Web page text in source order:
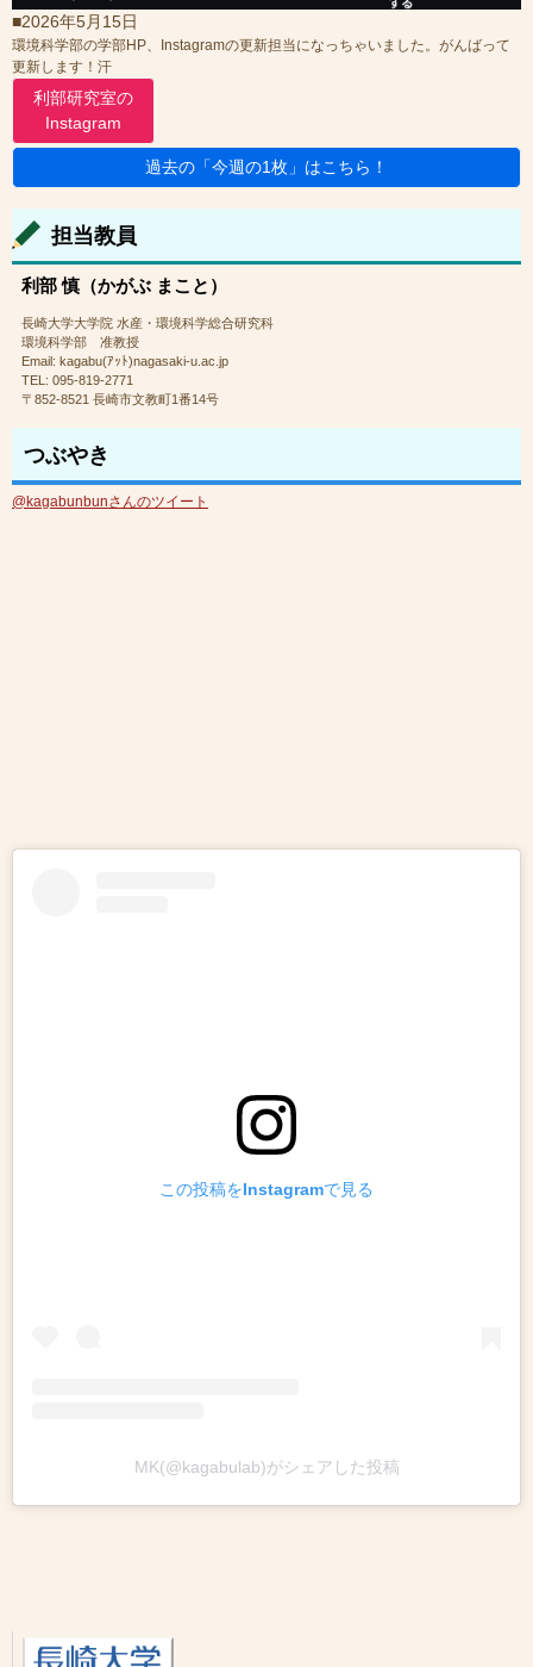
■2026年5月15日
環境科学部の学部HP、Instagramの更新担当になっちゃいました。がんばって
更新します！汗
利部研究室の
Instagram
過去の「今週の1枚」はこちら！
担当教員
利部 慎（かがぶ まこと）
長崎大学大学院 水産・環境科学総合研究科
環境科学部 准教授
Email: kagabu(ｱｯﾄ)nagasaki-u.ac.jp
TEL: 095-819-2771
〒852-8521 長崎市文教町1番14号
つぶやき
@kagabunbunさんのツイート
この投稿をInstagramで見る
MK(@kagabulab)がシェアした投稿